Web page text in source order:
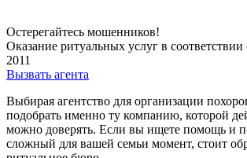
Остерегайтесь мошенников!
Оказание ритуальных услуг в соответствии
2011
Вызвать агента
Выбирая агентство для организации
подобрать именно ту компанию, которой
можно доверять. Если вы ищете помощь и
сложный для вашей семьи момент, стоит